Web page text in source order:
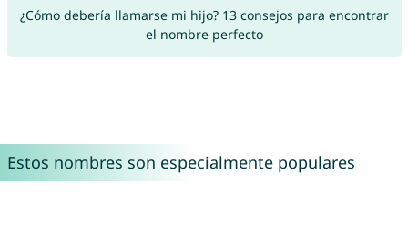
¿Cómo debería llamarse mi hijo? 13 consejos para encontrar
el nombre perfecto
Estos nombres son especialmente populares